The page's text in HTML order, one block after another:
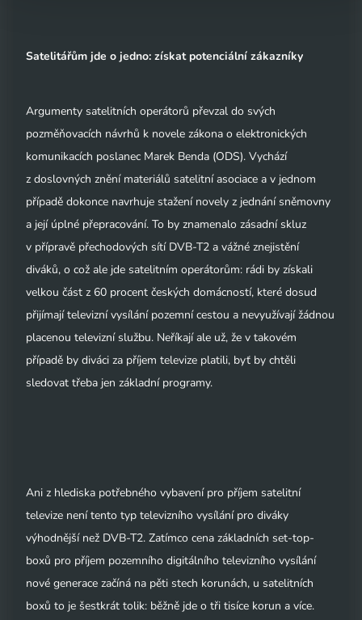
Satelitářům jde o jedno: získat potenciální zákazníky
Argumenty satelitních operátorů převzal do svých
pozměňovacích návrhů k novele zákona o elektronických
komunikacích poslanec Marek Benda (ODS). Vychází
z doslovných znění materiálů satelitní asociace a v jednom
případě dokonce navrhuje stažení novely z jednání sněmovny
a její úplné přepracování. To by znamenalo zásadní skluz
v přípravě přechodových sítí DVB-T2 a vážné znejistění
diváků, o což ale jde satelitním operátorům: rádi by získali
velkou část z 60 procent českých domácností, které dosud
přijímají televizní vysílání pozemní cestou a nevyužívají žádnou
placenou televizní službu. Neříkají ale už, že v takovém
případě by diváci za příjem televize platili, byť by chtěli
sledovat třeba jen základní programy.
Ani z hlediska potřebného vybavení pro příjem satelitní
televize není tento typ televizního vysílání pro diváky
výhodnější než DVB-T2. Zatímco cena základních set-top-
boxů pro příjem pozemního digitálního televizního vysílání
nové generace začíná na pěti stech korunách, u satelitních
boxů to je šestkrát tolik: běžně jde o tři tisíce korun a více.